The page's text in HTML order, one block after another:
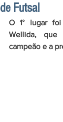
de Futsal
O 1° lugar
Wellida,
campeão e a